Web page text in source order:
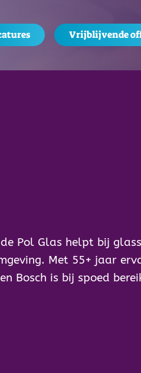
Vrijblijvende
Pol Glas helpt bij
Met 55+ jaar
Bosch is bij spoed